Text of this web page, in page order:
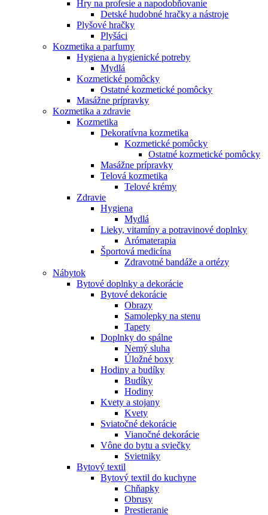
Hry na profesie a napodobňovanie
Detské hudobné hračky a nástroje
Plyšové hračky
Plyšáci
Kozmetika a parfumy
Hygiena a hygienické potreby
Mydlá
Kozmetické pomôcky
Ostatné kozmetické pomôcky
Masážne prípravky
Kozmetika a zdravie
Kozmetika
Dekoratívna kozmetika
Kozmetické pomôcky
Ostatné kozmetické pomôcky
Masážne prípravky
Telová kozmetika
Telové krémy
Zdravie
Hygiena
Mydlá
Lieky, vitamíny a potravinové doplnky
Arómaterapia
Športová medicína
Zdravotné bandáže a ortézy
Nábytok
Bytové doplnky a dekorácie
Bytové dekorácie
Obrazy
Samolepky na stenu
Tapety
Doplnky do spálne
Nemý sluha
Úložné boxy
Hodiny a budíky
Budíky
Hodiny
Kvety a stojany
Kvety
Sviatočné dekorácie
Vianočné dekorácie
Vône do bytu a sviečky
Svietniky
Bytový textil
Bytový textil do kuchyne
Chňapky
Obrusy
Prestieranie